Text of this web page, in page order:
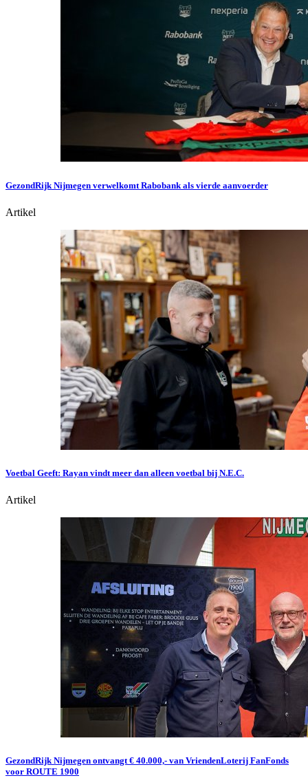
GezondRijk Nijmegen verwelkomt Rabobank als vierde aanvoerder
Artikel
Voetbal Geeft: Rayan vindt meer dan alleen voetbal bij N.E.C.
Artikel
GezondRijk Nijmegen ontvangt € 40.000,- van VriendenLoterij FanFonds
voor ROUTE 1900